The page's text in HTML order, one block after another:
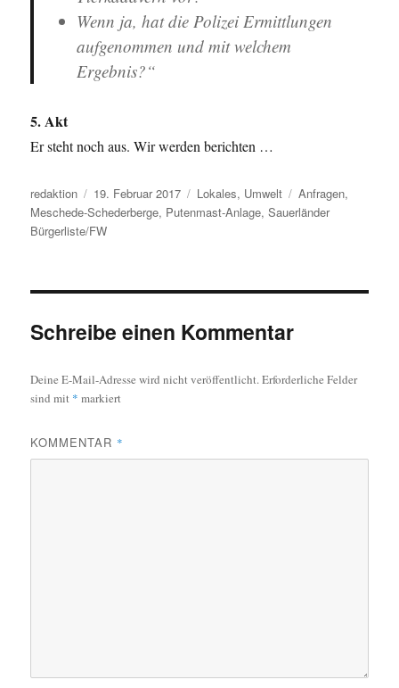
Wenn ja, hat die Polizei Ermittlungen
aufgenommen und mit welchem
Ergebnis?“
5. Akt
Er steht noch aus. Wir werden berichten …
Autor
redaktion
Veröffentlicht
am
19. Februar 2017 Kategorien
Lokales, Umwelt Schlagwörter
Anfragen,
Meschede-Schederberge, Putenmast-Anlage,Sauerländer
Bürgerliste/FW
Schreibe einen Kommentar
Deine E-Mail-Adresse wird nicht veröffentlicht.Erforderliche Felder
sind mit * markiert
KOMMENTAR *